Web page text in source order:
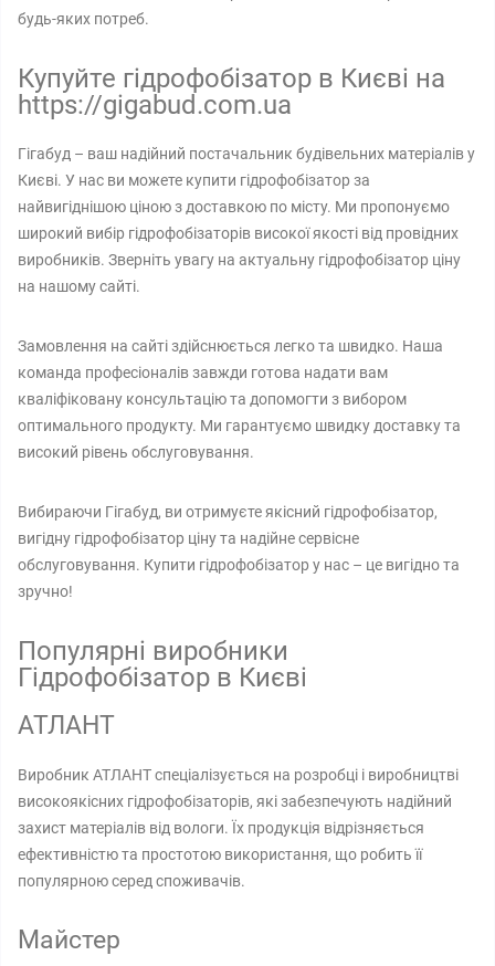
будь-яких потреб.
Купуйте гідрофобізатор в Києві на
https://gigabud.com.ua
Гігабуд – ваш надійний постачальник будівельних матеріалів у
Києві. У нас ви можете купити гідрофобізатор за
найвигіднішою ціною з доставкою по місту. Ми пропонуємо
широкий вибір гідрофобізаторів високої якості від провідних
виробників. Зверніть увагу на актуальну гідрофобізатор ціну
на нашому сайті.
Замовлення на сайті здійснюється легко та швидко. Наша
команда професіоналів завжди готова надати вам
кваліфіковану консультацію та допомогти з вибором
оптимального продукту. Ми гарантуємо швидку доставку та
високий рівень обслуговування.
Вибираючи Гігабуд, ви отримуєте якісний гідрофобізатор,
вигідну гідрофобізатор ціну та надійне сервісне
обслуговування. Купити гідрофобізатор у нас – це вигідно та
зручно!
Популярні виробники
Гідрофобізатор в Києві
АТЛАНТ
Виробник АТЛАНТ спеціалізується на розробці і виробництві
високоякісних гідрофобізаторів, які забезпечують надійний
захист матеріалів від вологи. Їх продукція відрізняється
ефективністю та простотою використання, що робить її
популярною серед споживачів.
Майстер